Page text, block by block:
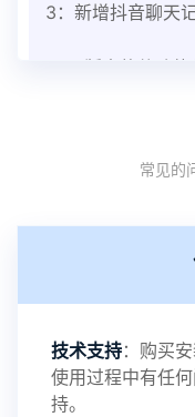
3：新增抖音聊天
1：优化监控终端
机设备响应慢问题
4：优化离线云储
5：优化关闭监控
常见的
技术支持：购买
使用过程中有任
持。